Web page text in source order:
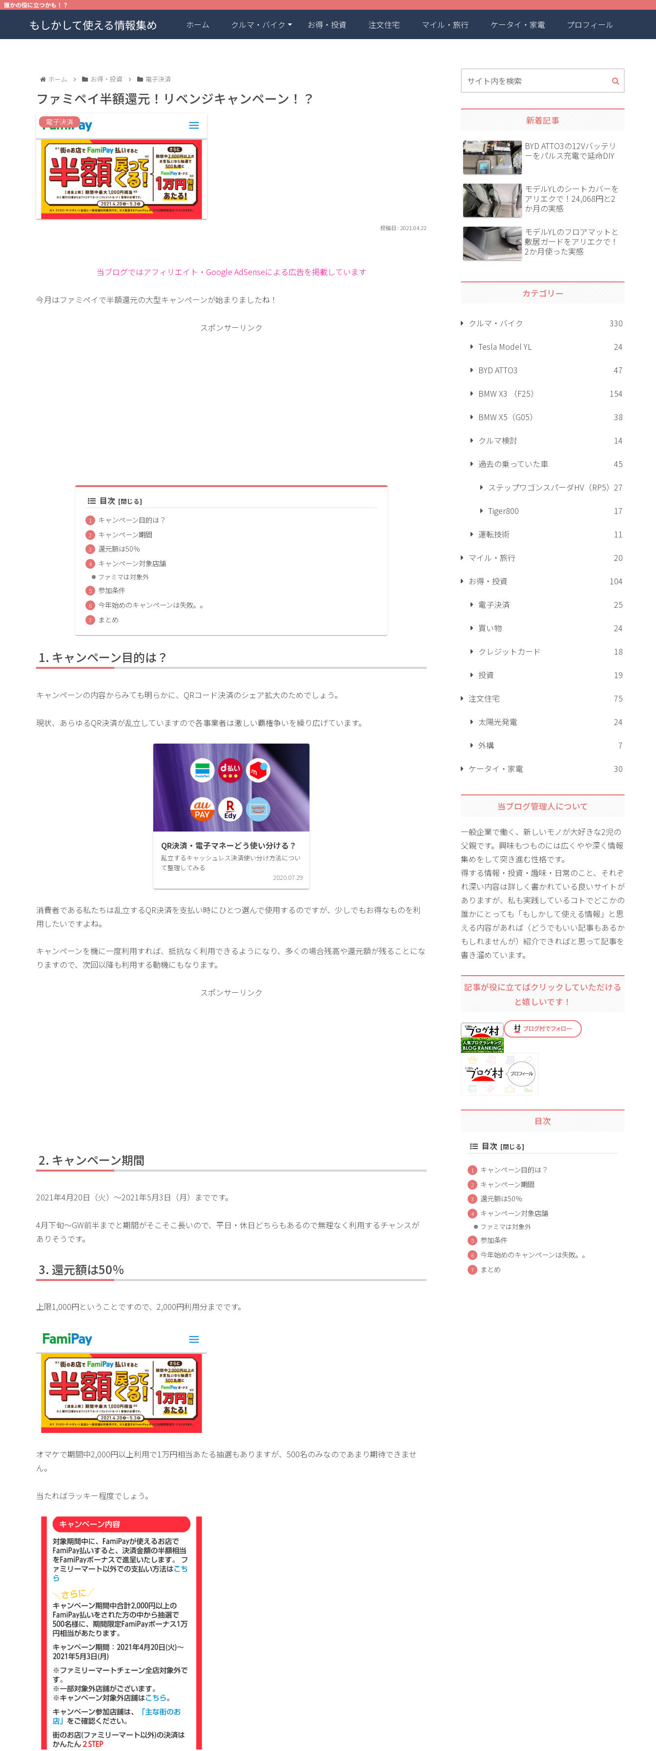
誰かの役に立つかも！？
もしかして使える情報集め ホーム クルマ・バイク お得・投資 注文住宅 マイル・旅行 ケータイ・家電 プロフィール
ホーム お得・投資 電子決済
ファミペイ半額還元！リベンジキャンペーン！？
電子決済
2021.04.22
当ブログではアフィリエイト・Google AdSenseによる広告を掲載しています
今月はファミペイで半額還元の大型キャンペーンが始まりましたね！
スポンサーリンク
目次
キャンペーン目的は？
キャンペーン期間
還元額は50％
キャンペーン対象店舗
ファミマは対象外
参加条件
今年始めのキャンペーンは失敗。。
まとめ
キャンペーン目的は？
キャンペーンの内容からみても明らかに、QRコード決済のシェア拡大のためでしょう。
現状、あらゆるQR決済が乱立していますので各事業者は激しい覇権争いを繰り広げています。
QR決済・電子マネーどう使い分ける？
乱立するキャッシュレス決済使い分け方法につい
て整理してみる
2020.07.29
消費者である私たちは乱立するQR決済を支払い時にひとつ選んで使用するのですが、少しでもお得なものを利
用したいですよね。
キャンペーンを機に一度利用すれば、抵抗なく利用できるようになり、多くの場合残高や還元額が残ることにな
りますので、次回以降も利用する動機にもなります。
スポンサーリンク
キャンペーン期間
2021年4月20日（火）～2021年5月3日（月）までです。
4月下旬～GW前半までと期間がそこそこ長いので、平日・休日どちらもあるので無理なく利用するチャンスが
ありそうです。
還元額は50％
上限1,000円ということですので、2,000円利用分までです。
オマケで期間中2,000円以上利用で1万円相当あたる抽選もありますが、500名のみなのであまり期待できませ
ん。
当たればラッキー程度でしょう。
新着記事
BYD ATTO3の12Vバッテリ
ーをパルス充電で延命DIY
モデルYLのシートカバーを
アリエクで！24,068円と2
か月の実感
モデルYLのフロアマットと
敷居ガードをアリエクで！
2か月使った実感
カテゴリー
クルマ・バイク
330
Tesla Model YL
24
BYD ATTO3
47
BMW X3 （F25）
154
BMW X5（G05）
38
クルマ検討
14
過去の乗っていた車
45
ステップワゴンスパーダHV（RP5） 27
Tiger800
17
運転技術
11
マイル・旅行
20
お得・投資
104
電子決済
25
買い物
24
クレジットカード
18
投資
19
注文住宅
75
太陽光発電
24
外構
7
ケータイ・家電
30
当ブログ管理人について
一般企業で働く、新しいモノが大好きな2児の
父親です。興味もつものには広くやや深く情報
集めをして突き進む性格です。
得する情報・投資・趣味・日常のこと、それぞ
れ深い内容は詳しく書かれている良いサイトが
ありますが、私も実践しているコトでどこかの
誰かにとっても「もしかして使える情報」と思
える内容があれば（どうでもいい記事もあるか
もしれませんが）紹介できればと思って記事を
書き溜めています。
記事が役に立てばクリックしていただける
と嬉しいです！
目次
目次
キャンペーン目的は？
キャンペーン期間
還元額は50％
キャンペーン対象店舗
ファミマは対象外
参加条件
今年始めのキャンペーンは失敗。。
まとめ